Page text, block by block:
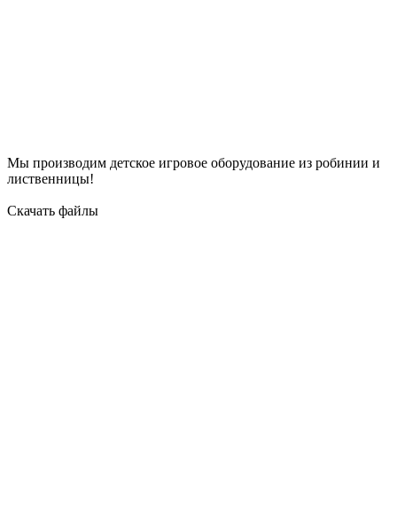
Мы производим детское игровое оборудование из робинии и
лиственницы!
Скачать файлы